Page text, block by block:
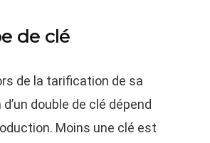
de clé
de la tarification de sa
double de clé dépend
Moins une clé est